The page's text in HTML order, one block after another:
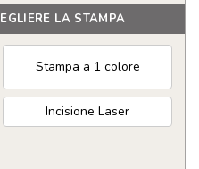
LA STAMPA
Stampa a 1 colore
Incisione Laser